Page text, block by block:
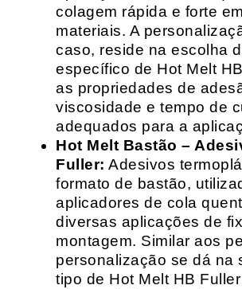
colagem rápida e forte
materiais. A
caso, reside na escolha
específico de Hot Melt
as propriedades de
viscosidade e tempo de
adequados para a
Hot Melt Bastão –
Fuller: Adesivos
formato de bastão,
aplicadores de cola
diversas aplicações de
montagem. Similar aos
personalização se dá na
tipo de Hot Melt HB